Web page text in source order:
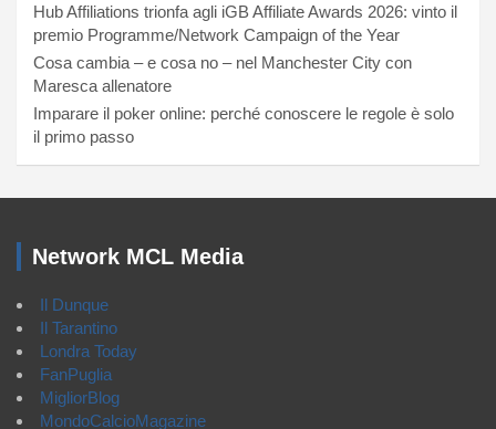
Hub Affiliations trionfa agli iGB Affiliate Awards 2026: vinto il
premio Programme/Network Campaign of the Year
Cosa cambia – e cosa no – nel Manchester City con
Maresca allenatore
Imparare il poker online: perché conoscere le regole è solo
il primo passo
Network MCL Media
Il Dunque
Il Tarantino
Londra Today
FanPuglia
MigliorBlog
MondoCalcioMagazine